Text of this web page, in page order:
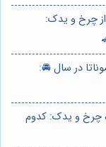
چرخ و یدک:
در سال 🚘:
چرخ و یدک: کدوم